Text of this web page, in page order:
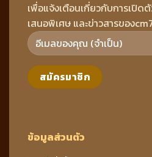
ข้อมูลส่วนตัว
เพื่อแจ้งเตือนเกี่ยวกับการเปิ
เสนอพิเศษ และข่าวสารของ